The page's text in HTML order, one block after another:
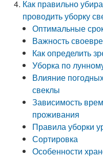
Как правильно
проводить уборку
Оптимальные
Важность
Как определить
Уборка по
Влияние
свеклы
Зависимость
проживания
Правила уборки
Сортировка
Особенности